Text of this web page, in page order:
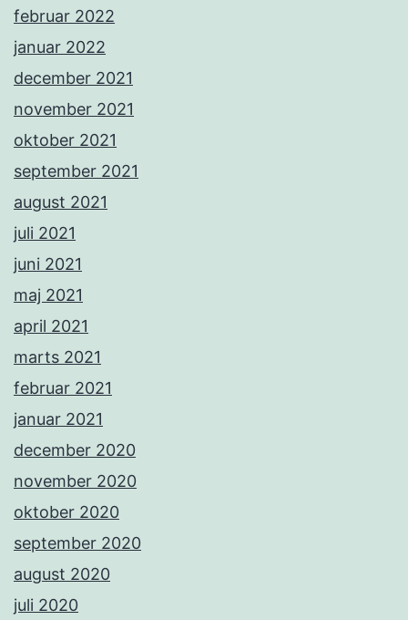
februar 2022
januar 2022
december 2021
november 2021
oktober 2021
september 2021
august 2021
juli 2021
juni 2021
maj 2021
april 2021
marts 2021
februar 2021
januar 2021
december 2020
november 2020
oktober 2020
september 2020
august 2020
juli 2020